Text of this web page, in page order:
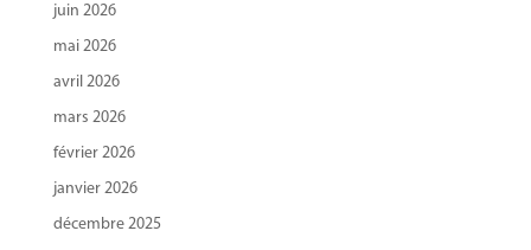
juin 2026
mai 2026
avril 2026
mars 2026
février 2026
janvier 2026
décembre 2025